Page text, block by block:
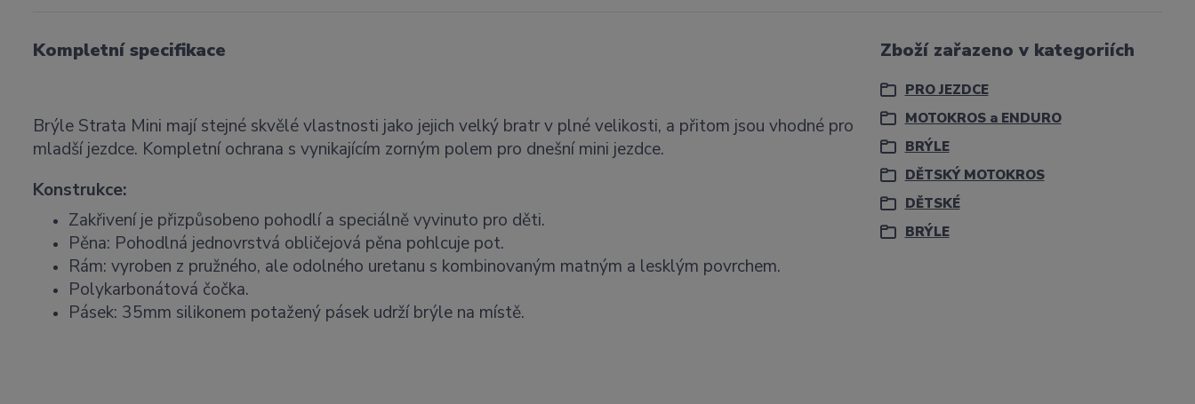
Kompletní specifikace
Brýle Strata Mini mají stejné skvělé vlastnosti jako jejich velký bratr v plné velikosti, a přitom jsou vhodné pro
mladší jezdce. Kompletní ochrana s vynikajícím zorným polem pro dnešní mini jezdce.
Konstrukce:
Zakřivení je přizpůsobeno pohodlí a speciálně vyvinuto pro děti.
Pěna: Pohodlná jednovrstvá obličejová pěna pohlcuje pot.
Rám: vyroben z pružného, ale odolného uretanu s kombinovaným matným a lesklým povrchem.
Polykarbonátová čočka.
Pásek: 35mm silikonem potažený pásek udrží brýle na místě.
Zboží zařazeno v kategoriích
PRO JEZDCE
MOTOKROS a ENDURO
BRÝLE
DĚTSKÝ MOTOKROS
DĚTSKÉ
BRÝLE